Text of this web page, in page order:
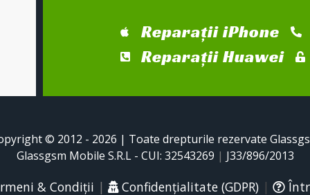
Reparații iPhone
Reparații Huawei
© 2012 - 2026 | Toate drepturile rezervate
Glassgsm Mobile S.R.L - CUI: 32543269 | J33/896/2013
& Condiții | Confidențialitate (GDPR) |